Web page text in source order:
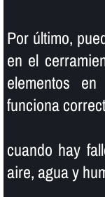
Por último,
en el
elementos
funciona
cuando hay
aire, agua y